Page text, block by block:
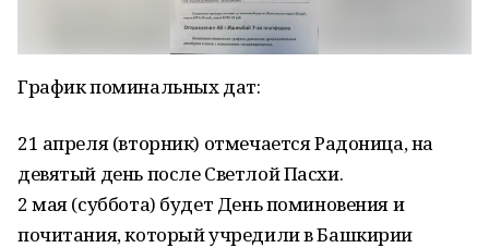
График поминальных дат:
21 апреля (вторник) отмечается Радоница, на
девятый день после Светлой Пасхи.
2 мая (суббота) будет День поминовения и
почитания, который учредили в Башкирии